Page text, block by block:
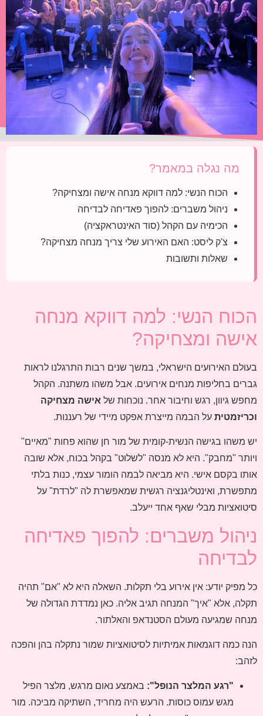
מה נגלה במאמר?
הכוח הנשי: למה דווקא מנחה אישה ומצחיקה?
ניהול משברים: להפוך פאדיחה לבדיחה
הכימיה עם הקהל (סוד האינטראקציה)
צ'ק ליסט: האם האירוע שלי צריך מנחה מצחיקה?
שאלות ותשובות
הכוח הנשי: למה דווקא מנחה
אישה ומצחיקה?
בעולם האירועים הישראלי, במשך שנים רבות התרגלנו לראות
גברים בחליפות מנחים אירועים. אבל משהו משתנה. הקהל
מחפש גיוון, רגש וחיבור אחר. נוכחות של אישה מצחיקה
וכריזמטית על הבמה מייצרת אפקט מיידי של רעננות.
יש משהו בגישה הנשית-קומית של מור חן שהוא פחות "מאיים"
ויותר "מחבק". היא לא מנסה "לשלוט" בקהל בכוח, אלא שובה
אותו בקסם אישי. היא מביאה לבמה הומור עצמי, כנות בלתי
מתפשרת, ואינטליגנציה רגשית שמאפשרת לה "לרדת" על
סיטואציות מבלי שאף אחד ייעלב.
ניהול משברים: להפוך פאדיחה
לבדיחה
כל מפיק יודע: אין אירוע בלי תקלות. השאלה היא לא "אם" תהיה
תקלה, אלא "איך" המנחה תגיב אליה. כאן נמדדת הגדולה של
מנחה שמגיעה מעולם הסטנדאפ והאלתור.
הנה כמה דוגמאות אמיתיות לסיטואציות שמור נתקלה בהן והפכה
לזהב:
"רגע המלצר הנופל": באמצע נאום מרגש, מלצר הפיל
מגש עמוס כוסות. הרעש היה מחריד, השתיקה מביכה. מור